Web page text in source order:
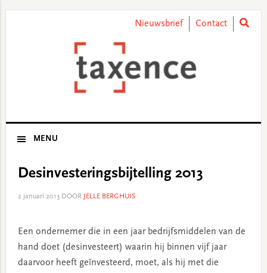
Nieuwsbrief Contact
MENU
Desinvesteringsbijtelling 2013
2 januari 2013DOOR JELLE BERGHUIS
Een ondernemer die in een jaar bedrijfsmiddelen van de
hand doet (desinvesteert) waarin hij binnen vijf jaar
daarvoor heeft geïnvesteerd, moet, als hij met die